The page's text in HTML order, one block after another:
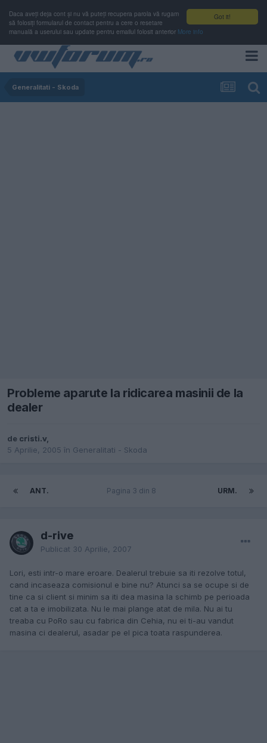
Got it!
Daca aveți deja cont și nu vă puteți recupera parola vă rugam
să folosiți formularul de contact pentru a cere o resetare
manuală a userului sau update pentru emailul folosit anterior More info
Generalitati - Skoda
Probleme aparute la ridicarea masinii de la
dealer
de cristi.v,
5 Aprilie, 2005 în Generalitati - Skoda
ANT. URM.
Pagina 3 din 8
d-rive
Publicat 30 Aprilie, 2007
Lori, esti intr-o mare eroare. Dealerul trebuie sa iti rezolve totul,
cand incaseaza comisionul e bine nu? Atunci sa se ocupe si de
tine ca si client si minim sa iti dea masina la schimb pe perioada
cat a ta e imobilizata. Nu le mai plange atat de mila. Nu ai tu
treaba cu PoRo sau cu fabrica din Cehia, nu ei ti-au vandut
masina ci dealerul, asadar pe el pica toata raspunderea.